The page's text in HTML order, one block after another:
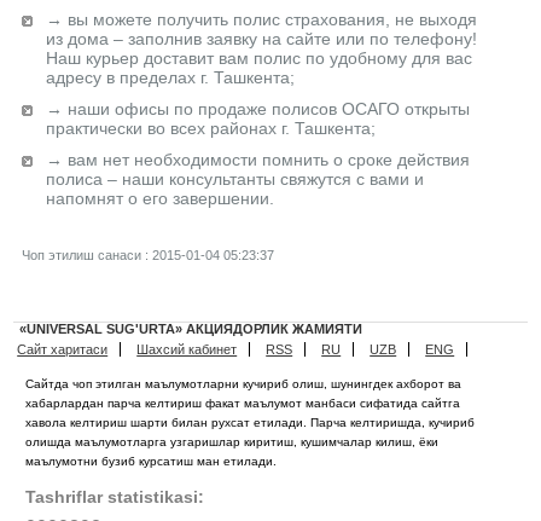
→ вы можете получить полис страхования, не выходя
из дома – заполнив заявку на сайте или по телефону!
Наш курьер доставит вам полис по удобному для вас
адресу в пределах г. Ташкента;
→ наши офисы по продаже полисов ОСАГО открыты
практически во всех районах г. Ташкента;
→ вам нет необходимости помнить о сроке действия
полиса – наши консультанты свяжутся с вами и
напомнят о его завершении.
Чоп этилиш санаси : 2015-01-04 05:23:37
«UNIVERSAL SUG'URTA» АКЦИЯДОРЛИК ЖАМИЯТИ
Сайт харитаси
Шахсий кабинет RSS RU UZB ENG
Сайтда чоп этилган маълумотларни кучириб олиш, шунингдек ахборот ва
хабарлардан парча келтириш факат маълумот манбаси сифатида сайтга
хавола келтириш шарти билан рухсат етилади. Парча келтиришда, кучириб
олишда маълумотларга узгаришлар киритиш, кушимчалар килиш, ёки
маълумотни бузиб курсатиш ман етилади.
Tashriflar statistikasi: